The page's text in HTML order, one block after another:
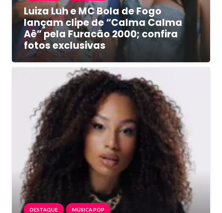
Luiza Luh e MC Bola de Fogo
lançam clipe de “Calma Calma
Aê” pela Furacão 2000; confira
fotos exclusivas
DESTAQUE MÚSICA POP